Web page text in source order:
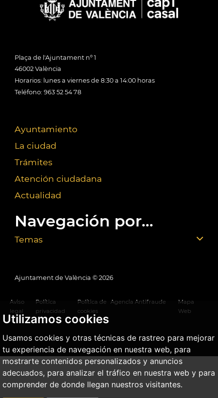
Utilizamos cookies
Usamos cookies y otras técnicas de rastreo para mejorar
tu experiencia de navegación en nuestra web, para
mostrarte contenidos personalizados y anuncios
adecuados, para analizar el tráfico en nuestra web y para
comprender de donde llegan nuestros visitantes.
Plaça de l'Ajuntament nº 1
46002 València
Horarios: lunes a viernes de 8:30 a 14:00 horas
Teléfono: 963 52 54 78
Ayuntamiento
La ciudad
Trámites
Atención ciudadana
Actualidad
Navegación por...
Temas
Ajuntament de València © 2026
Aviso
legal
Política
privacidad
Política de
cookies
Agencia Antifraude
Mapa
Web